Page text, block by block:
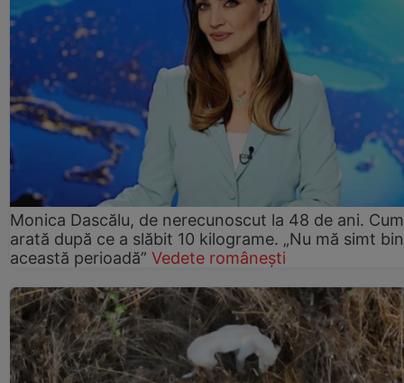
Monica Dascălu, de nerecunoscut la 48 de ani. Cum
arată după ce a slăbit 10 kilograme. „Nu mă simt
această perioadă” Vedete românești